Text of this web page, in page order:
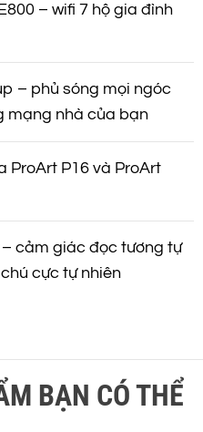
– wifi 7 hộ gia đình
– phủ sóng mọi ngóc
mạng nhà của bạn
ProArt P16 và ProArt
– cảm giác đọc tương tự
cực tự nhiên
BẠN CÓ THỂ